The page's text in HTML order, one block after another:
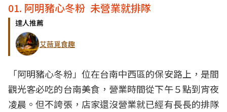
01. 阿明豬心冬粉 未營業就排隊
達人推薦
艾薇覓食趣
「阿明豬心冬粉」位在台南中西區的保安路上，是間
觀光客必吃的台南美食，營業時間從下午５點到宵夜
凌晨。但不誇張，店家還沒營業就已經有長長的排隊